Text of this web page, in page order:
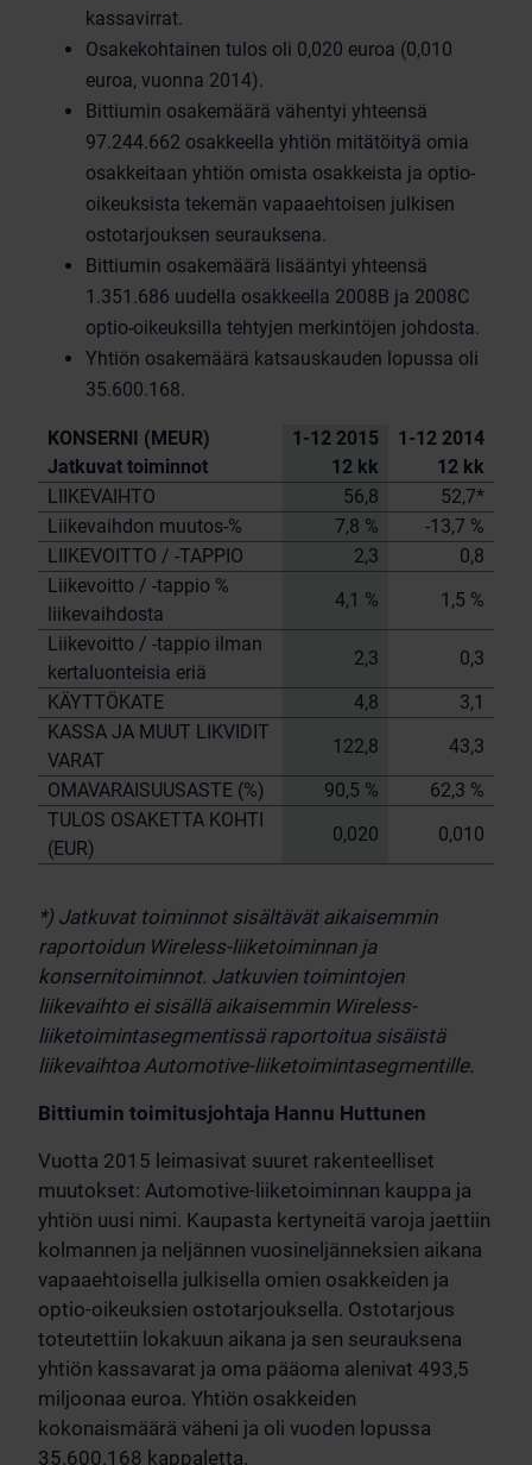
kassavirrat.
Osakekohtainen tulos oli 0,020 euroa (0,010
euroa, vuonna 2014).
Bittiumin osakemäärä vähentyi yhteensä
97.244.662 osakkeella yhtiön mitätöityä omia
osakkeitaan yhtiön omista osakkeista ja optio-
oikeuksista tekemän vapaaehtoisen julkisen
ostotarjouksen seurauksena.
Bittiumin osakemäärä lisääntyi yhteensä
1.351.686 uudella osakkeella 2008B ja 2008C
optio-oikeuksilla tehtyjen merkintöjen johdosta.
Yhtiön osakemäärä katsauskauden lopussa oli
35.600.168.
KONSERNI (MEUR)
Jatkuvat toiminnot
1-12 2015
12 kk
1-12 2014
12 kk
LIIKEVAIHTO
56,8
52,7*
Liikevaihdon muutos-%
7,8 %
-13,7 %
LIIKEVOITTO / -TAPPIO
2,3
0,8
Liikevoitto / -tappio %
liikevaihdosta
4,1 %
1,5 %
Liikevoitto / -tappio ilman
kertaluonteisia eriä
2,3
0,3
KÄYTTÖKATE
4,8
3,1
KASSA JA MUUT LIKVIDIT
VARAT
122,8
43,3
OMAVARAISUUSASTE (%)
90,5 %
62,3 %
TULOS OSAKETTA KOHTI
(EUR)
0,020 0,010
*) Jatkuvat toiminnot sisältävät aikaisemmin
raportoidun Wireless-liiketoiminnan ja
konsernitoiminnot. Jatkuvien toimintojen
liikevaihto ei sisällä aikaisemmin Wireless-
liiketoimintasegmentissä raportoitua sisäistä
liikevaihtoa Automotive-liiketoimintasegmentille.
Bittiumin toimitusjohtaja Hannu Huttunen
Vuotta 2015 leimasivat suuret rakenteelliset
muutokset: Automotive-liiketoiminnan kauppa ja
yhtiön uusi nimi. Kaupasta kertyneitä varoja jaettiin
kolmannen ja neljännen vuosineljänneksien aikana
vapaaehtoisella julkisella omien osakkeiden ja
optio-oikeuksien ostotarjouksella. Ostotarjous
toteutettiin lokakuun aikana ja sen seurauksena
yhtiön kassavarat ja oma pääoma alenivat 493,5
miljoonaa euroa. Yhtiön osakkeiden
kokonaismäärä väheni ja oli vuoden lopussa
35.600.168 kappaletta.